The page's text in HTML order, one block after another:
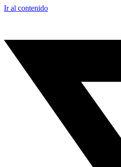
Ir al contenido